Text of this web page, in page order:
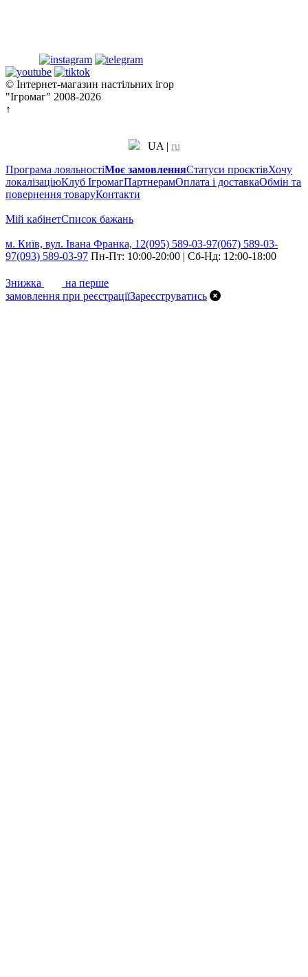
© Інтернет-магазин настільних ігор
"Ігромаг" 2008-2026
↑
UA | ru
Програма лояльностіМоє замовленняСтатуси проєктівХочу
локалізаціюКлуб ІгромагПартнерамОплата і доставкаОбмін та
повернення товаруКонтакти
Мій кабінетCписок бажань
м. Київ, вул. Івана Франка, 12(095) 589-03-97(067) 589-03-
97(093) 589-03-97 Пн-Пт: 10:00-20:00 | Сб-Нд: 12:00-18:00
Знижка
на перше
замовлення при реєстраціїЗареєструватись